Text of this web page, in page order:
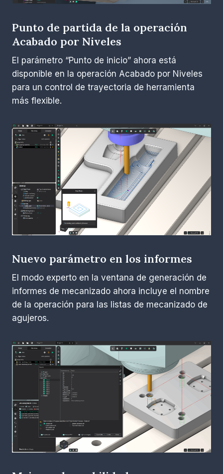
Punto de partida de la operación
Acabado por Niveles
El parámetro “Punto de inicio” ahora está
disponible en la operación Acabado por Niveles
para un control de trayectoria de herramienta
más flexible.
Nuevo parámetro en los informes
El modo experto en la ventana de generación de
informes de mecanizado ahora incluye el nombre
de la operación para las listas de mecanizado de
agujeros.